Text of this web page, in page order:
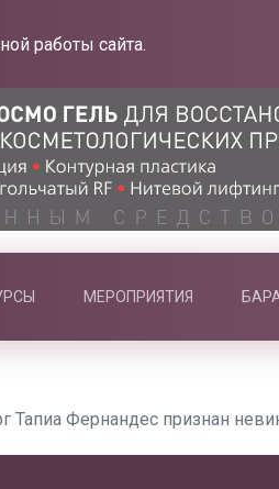
работы сайта.
МЕРОПРИЯТИЯ
Тапиа Фернандес признан